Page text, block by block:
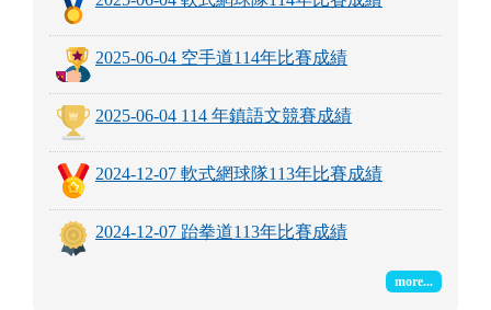
2025-06-04 空手道114年比賽成績
2025-06-04 114 年鎮語文競賽成績
2024-12-07 軟式網球隊113年比賽成績
2024-12-07 跆拳道113年比賽成績
more...